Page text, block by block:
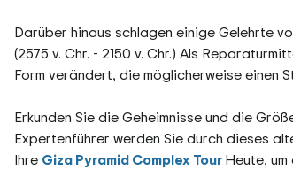
Darüber hinaus schlagen einige Gelehrte
(2575 v. Chr. - 2150 v. Chr.) Als
Form verändert, die möglicherweise einen
Erkunden Sie die Geheimnisse und die
Expertenführer werden Sie durch dieses
Ihre Giza Pyramid Complex TourHeute,